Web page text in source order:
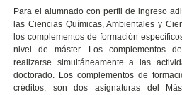
Para el alumnado con perfil de ingreso
las Ciencias Químicas, Ambientales y
los complementos de formación
nivel de máster. Los complementos
realizarse simultáneamente a las
doctorado. Los complementos de
créditos, son dos asignaturas del